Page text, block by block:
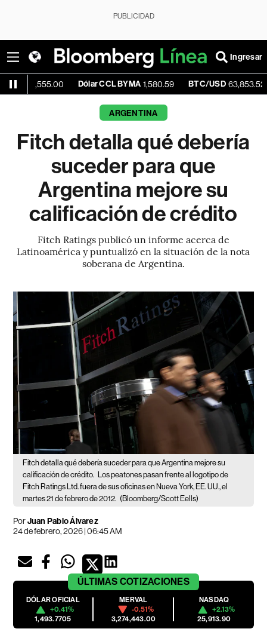
PUBLICIDAD
Ingresar
Dólar CCL BYMA 1,580.59 BTC/USD 63,853.52 +0.18%
ARGENTINA
Fitch detalla qué debería
suceder para que
Argentina mejore su
calificación de crédito
Fitch Ratings publicó un informe acerca de
Latinoamérica y puntualizó en la situación de la nota
soberana de Argentina.
Fitch detalla qué debería suceder para que Argentina mejore su
calificación de crédito. Los peatones pasan frente al logotipo de
Fitch Ratings Ltd. fuera de sus oficinas en Nueva York, EE. UU., el
martes 21 de febrero de 2012. (Bloomberg/Scott Eells)
PorJuan Pablo Álvarez
24 de febrero, 2026 | 06:45 AM
ÚLTIMAS COTIZACIONES
DÓLAR OFICIAL
+0.41%
1,493.7705
MERVAL
-0.51%
3,274,443.00
NASDAQ
+2.13%
25,913.90